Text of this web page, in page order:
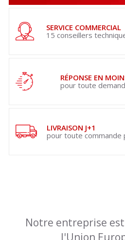
SERVICE COMMERCIAL
15 conseillers
RÉPONSE EN
pour toute
LIVRAISON J+1
pour toute commande
Notre entreprise
l'Union